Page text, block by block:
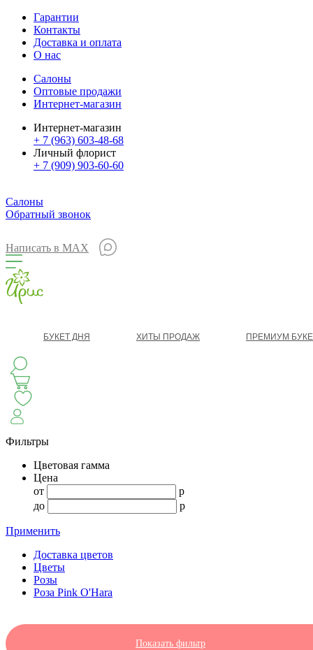
Гарантии
Контакты
Доставка и оплата
О нас
Салоны
Оптовые продажи
Интернет-магазин
Интернет-магазин
+ 7 (963) 603-48-68
Личный флорист
+ 7 (909) 903-60-60
Салоны
Обратный звонок
Написать в MAX
БУКЕТ ДНЯ ХИТЫ ПРОДАЖ ПРЕМИУМ
АВТОРСКИЕ БУКЕТЫ
БУКЕТЫ РОЗ КОМУ
ГОРШЕЧНЫЕ РАСТЕНИЯ
IRIS.HOME
Фильтры
Цветовая гамма
Цена
от
p
до
p
Применить
Доставка цветов
Цветы
Розы
Роза Pink O'Hara
Показать фильтр